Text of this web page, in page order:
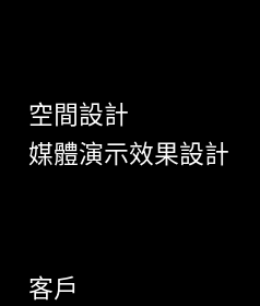
空間設計
媒體演示效果設計
客戶